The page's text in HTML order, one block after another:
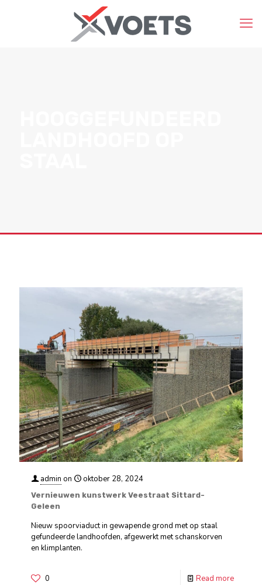
admin on oktober 28, 2024
Vernieuwen kunstwerk Veestraat Sittard-
Geleen
Nieuw spoorviaduct in gewapende grond met op staal
gefundeerde landhoofden, afgewerkt met schanskorven
en klimplanten.
0 Read more